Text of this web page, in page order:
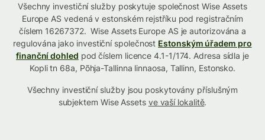
Všechny investiční služby poskytuje společnost Wise Assets
Europe AS vedená v estonském rejstříku pod registračním
číslem 16267372. Wise Assets Europe AS je autorizována a
regulována jako investiční společnost Estonským úřadem pro
finanční dohled pod číslem licence 4.1-1/174. Adresa sídla je
Kopli tn 68a, Põhja-Tallinna linnaosa, Tallinn, Estonsko.
Všechny investiční služby jsou poskytovány příslušným
subjektem Wise Assets ve vaší lokalitě.